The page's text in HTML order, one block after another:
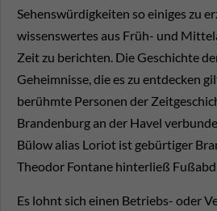
Sehenswürdigkeiten so einiges zu
wissenswertes aus Früh- und
Zeit zu berichten. Die Geschichte
Geheimnisse, die es zu entdecken
berühmte Personen der
Brandenburg an der Havel
Bülow alias Loriot ist gebürtiger
Theodor Fontane hinterließ
Es lohnt sich einen Betriebs- oder